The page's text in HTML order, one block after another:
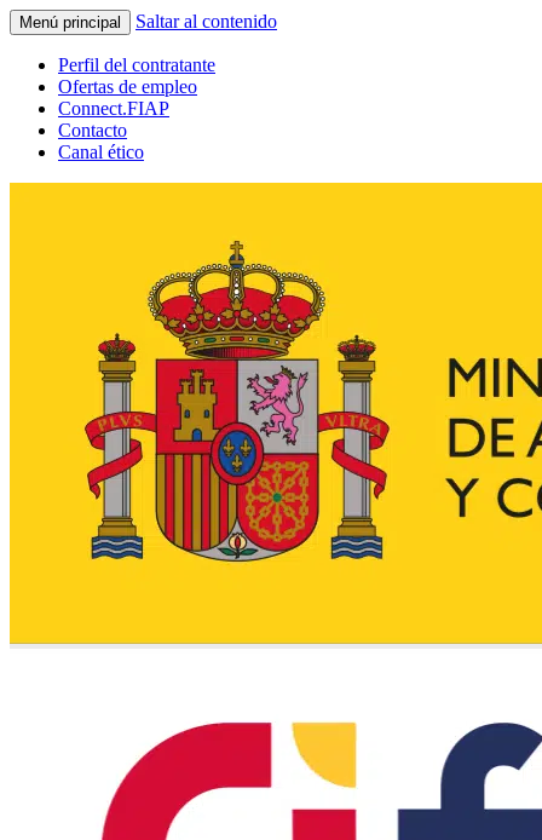
Menú principal Saltar al contenido
Perfil del contratante
Ofertas de empleo
Connect.FIAP
Contacto
Canal ético